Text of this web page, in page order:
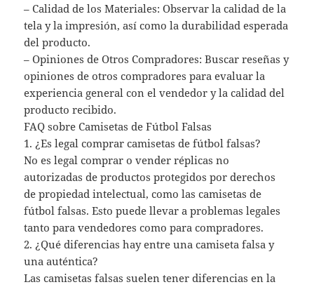
– Calidad de los Materiales: Observar la calidad de la
tela y la impresión, así como la durabilidad esperada
del producto.
– Opiniones de Otros Compradores: Buscar reseñas y
opiniones de otros compradores para evaluar la
experiencia general con el vendedor y la calidad del
producto recibido.
FAQ sobre Camisetas de Fútbol Falsas
1. ¿Es legal comprar camisetas de fútbol falsas?
No es legal comprar o vender réplicas no
autorizadas de productos protegidos por derechos
de propiedad intelectual, como las camisetas de
fútbol falsas. Esto puede llevar a problemas legales
tanto para vendedores como para compradores.
2. ¿Qué diferencias hay entre una camiseta falsa y
una auténtica?
Las camisetas falsas suelen tener diferencias en la